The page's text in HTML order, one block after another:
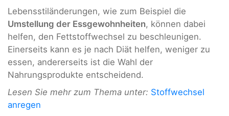
Lebensstiländerungen, wie zum Beispiel die
Umstellung der Essgewohnheiten, können dabei
helfen, den Fettstoffwechsel zu beschleunigen.
Einerseits kann es je nach Diät helfen, weniger zu
essen, andererseits ist die Wahl der
Nahrungsprodukte entscheidend.
Lesen Sie mehr zum Thema unter: Stoffwechsel
anregen